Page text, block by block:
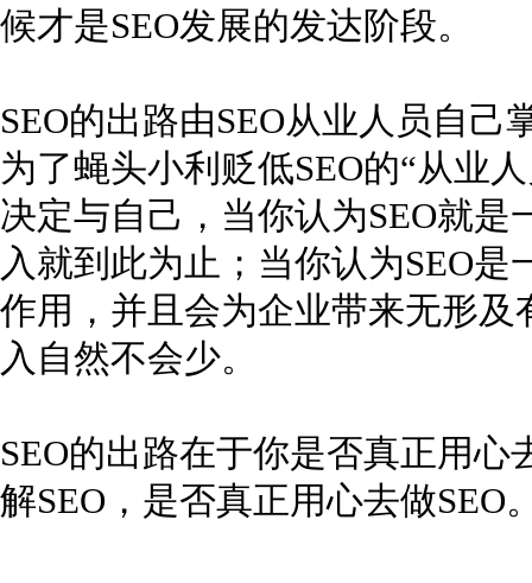
候才是SEO发展的发达阶段。
SEO的出路由SEO从业人员自
为了蝇头小利贬低SEO的“从业
决定与自己，当你认为SEO就
入就到此为止；当你认为SEO
作用，并且会为企业带来无形
入自然不会少。
SEO的出路在于你是否真正用心
解SEO，是否真正用心去做SEO